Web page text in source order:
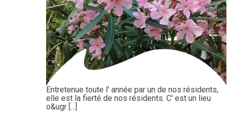
Entretenue toute l' année par un de nos résidents,
elle est la fierté de nos résidents. C' est un lieu
o&ugr [...]